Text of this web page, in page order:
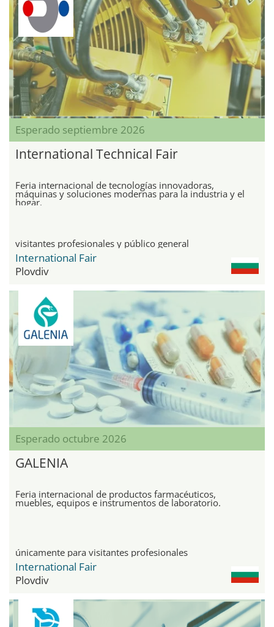
Esperado septiembre 2026
International Technical Fair
Feria internacional de tecnologías innovadoras,
máquinas y soluciones modernas para la industria y el
hogar.
visitantes profesionales y público general
International Fair
Plovdiv
Esperado octubre 2026
GALENIA
Feria internacional de productos farmacéuticos,
muebles, equipos e instrumentos de laboratorio.
únicamente para visitantes profesionales
International Fair
Plovdiv